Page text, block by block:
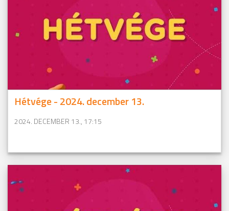
Hétvége - 2024. december 13.
2024. DECEMBER 13., 17:15